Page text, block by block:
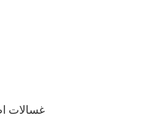
غسالات